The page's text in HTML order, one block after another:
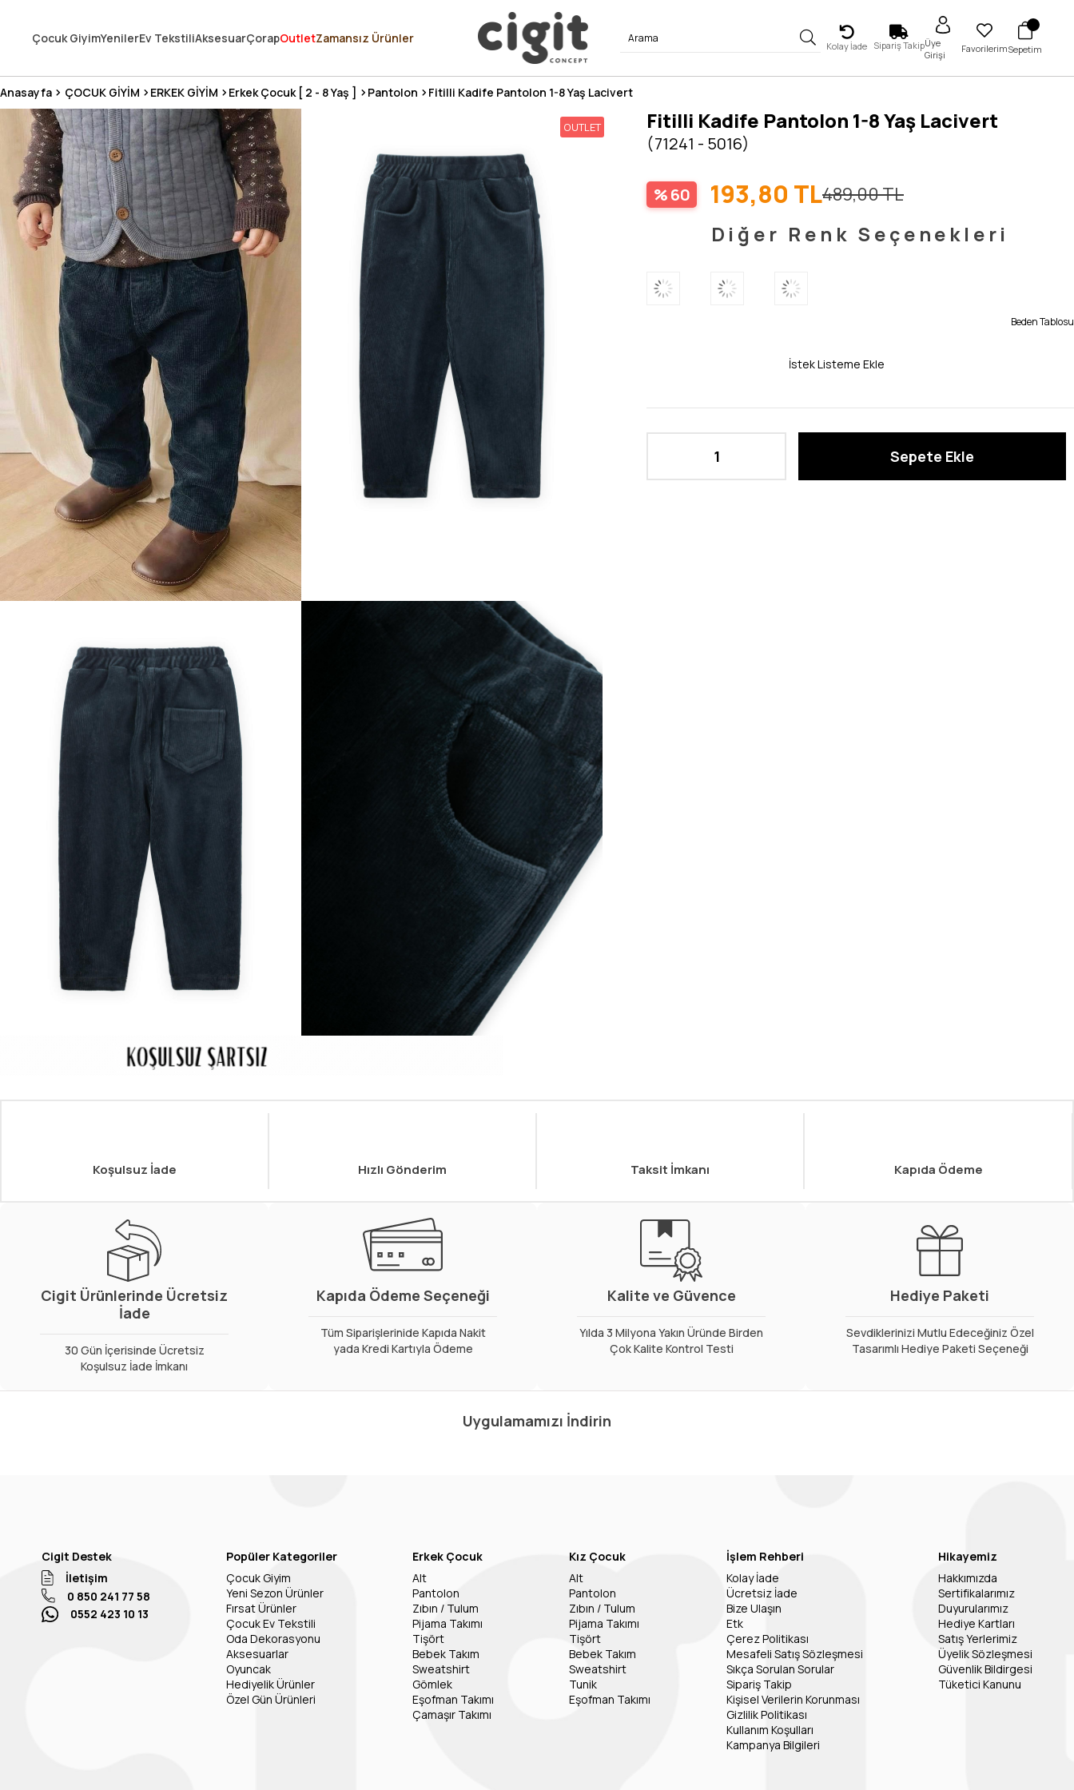
3 MİLYONDAN FAZLA MUTLU MÜŞTERİ ❤️ 10 MİLYON ÜRÜN
Çocuk GiyimYenilerEv TekstiliAksesuarÇorapOutletZamansız Ürünler
Kolay İade Sipariş TakipÜye
Girişi
FavorilerimSepetim
Anasayfa ÇOCUK GİYİM ERKEK GİYİM Erkek Çocuk [ 2 - 8 Yaş ] Pantolon Fitilli Kadife Pantolon 1-8 Yaş Lacivert
OUTLET Fitilli Kadife Pantolon 1-8 Yaş Lacivert
(71241 - 5016)
60 489,00 TL
193,80 TL
Diğer Renk Seçenekleri
Beden Tablosu
İstek Listeme Ekle
Koşulsuz İade Hızlı Gönderim Taksit İmkanı Kapıda Ödeme
Cigit Ürünlerinde Ücretsiz
İade
30 Gün İçerisinde Ücretsiz
Koşulsuz İade İmkanı
Kapıda Ödeme Seçeneği
Tüm Siparişlerinide Kapıda Nakit
yada Kredi Kartıyla Ödeme
Kalite ve Güvence
Yılda 3 Milyona Yakın Üründe Birden
Çok Kalite Kontrol Testi
Hediye Paketi
Sevdiklerinizi Mutlu Edeceğiniz Özel
Tasarımlı Hediye Paketi Seçeneği
Uygulamamızı İndirin
Cigit Destek
İletişim
0 850 241 77 58
0552 423 10 13
Popüler Kategoriler
Çocuk Giyim
Yeni Sezon Ürünler
Fırsat Ürünler
Çocuk Ev Tekstili
Oda Dekorasyonu
Aksesuarlar
Oyuncak
Hediyelik Ürünler
Özel Gün Ürünleri
Erkek Çocuk
Alt
Pantolon
Zıbın / Tulum
Pijama Takımı
Tişört
Bebek Takım
Sweatshirt
Gömlek
Eşofman Takımı
Çamaşır Takımı
Kız Çocuk
Alt
Pantolon
Zıbın / Tulum
Pijama Takımı
Tişört
Bebek Takım
Sweatshirt
Tunik
Eşofman Takımı
İşlem Rehberi
Kolay İade
Ücretsiz İade
Bize Ulaşın
Etk
Çerez Politikası
Mesafeli Satış Sözleşmesi
Sıkça Sorulan Sorular
Sipariş Takip
Kişisel Verilerin Korunması
Gizlilik Politikası
Kullanım Koşulları
Kampanya Bilgileri
Hikayemiz
Hakkımızda
Sertifikalarımız
Duyurularımız
Hediye Kartları
Satış Yerlerimiz
Üyelik Sözleşmesi
Güvenlik Bildirgesi
Tüketici Kanunu